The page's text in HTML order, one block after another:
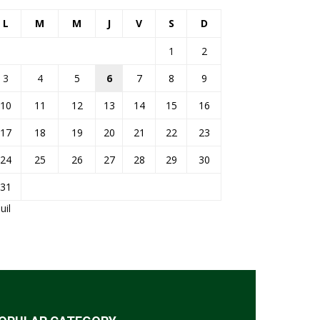
L M M J V S D
1
2
3
4 5 6 7 8
9
10
11 12 13 14 15
16
17
18 19 20 21 22
23
24
25 26 27 28 29
30
31